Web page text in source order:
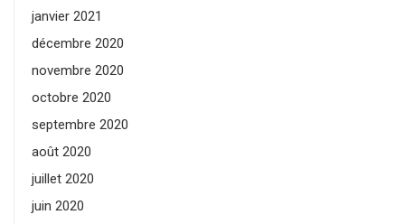
janvier 2021
décembre 2020
novembre 2020
octobre 2020
septembre 2020
août 2020
juillet 2020
juin 2020